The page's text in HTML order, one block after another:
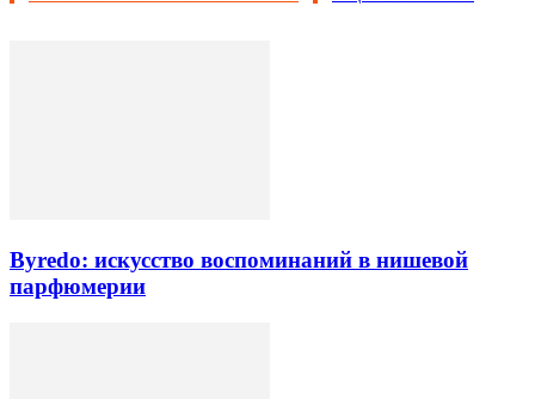
Byredo: искусство воспоминаний в нишевой
парфюмерии